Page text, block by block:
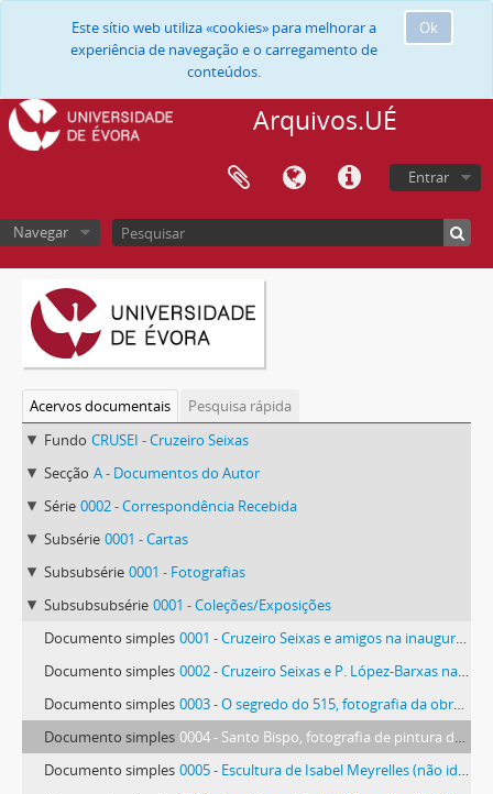
Ok
Este sítio web utiliza «cookies» para melhorar a
experiência de navegação e o carregamento de
conteúdos.
Arquivos.UÉ
Entrar
Navegar
Acervos documentais
Pesquisa rápida
Fundo CRUSEI - Cruzeiro Seixas
Secção A - Documentos do Autor
Série 0002 - Correspondência Recebida
Subsérie 0001 - Cartas
Subsubsérie 0001 - Fotografias
Subsubsubsérie 0001 - Coleções/Exposições
Documento simples 0001 - Cruzeiro Seixas e amigos na inauguração da exposição em Famalicão
Documento simples 0002 - Cruzeiro Seixas e P. López-Barxas na inauguração da exposição em Famalicão
Documento simples 0003 - O segredo do 515, fotografia da obra de Lima de Freitas
Documento simples 0004 - Santo Bispo, fotografia de pintura de Rui Carita
Documento simples 0005 - Escultura de Isabel Meyrelles (não identificada)